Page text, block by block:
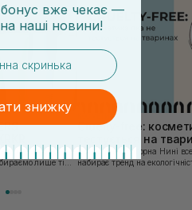
любов’ю до
КОСМЕТИКА
Cruelty-free:
тестується на
Автор: Віка Нагорна Нині все більшої популярності
набирає тренд на
бонус вже чекає —
на наші новини!
знижку